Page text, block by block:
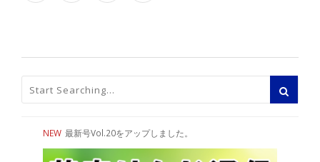
NEW 最新号Vol.20をアップしました。